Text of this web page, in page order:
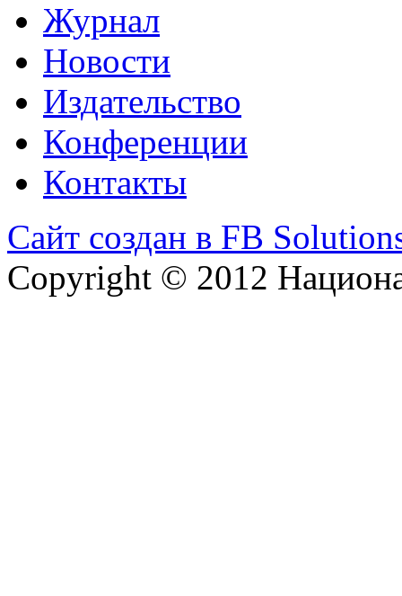
Журнал
Новости
Издательство
Конференции
Контакты
Сайт создан в FB
Copyright © 2012